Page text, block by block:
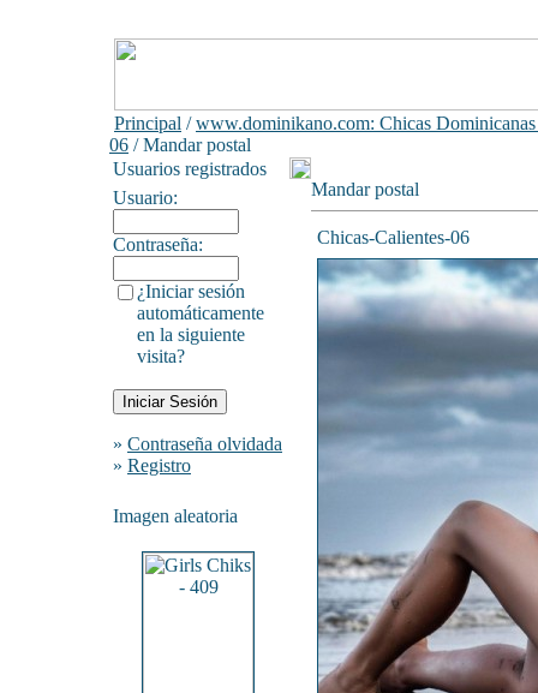
Principal /www.dominikano.com: Chicas
06 / Mandar postal
Usuarios registrados
Usuario:
Contraseña:
¿Iniciar sesión
automáticamente
en la siguiente
visita?
» Contraseña olvidada
» Registro
Imagen aleatoria
Mandar postal
Chicas-Calientes-06